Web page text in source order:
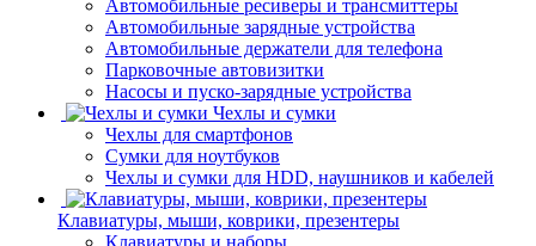
Автомобильные ресиверы и трансмиттеры
Автомобильные зарядные устройства
Автомобильные держатели для телефона
Парковочные автовизитки
Насосы и пуско-зарядные устройства
Чехлы и сумки
Чехлы для смартфонов
Сумки для ноутбуков
Чехлы и сумки для HDD, наушников и кабелей
Клавиатуры, мыши, коврики, презентеры
Клавиатуры и наборы